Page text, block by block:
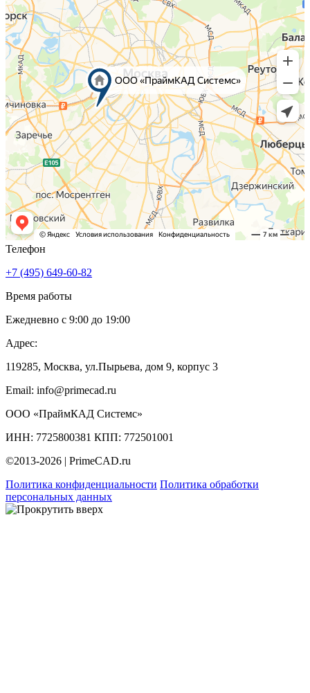
Телефон
+7 (495) 649-60-82
Время работы
Ежедневно с 9:00 до 19:00
Адрес:
119285, Москва, ул.Пырьева, дом 9, корпус 3
Email: info@primecad.ru
ООО «ПраймКАД Системс»
ИНН: 7725800381 КПП: 772501001
©2013-2026 | PrimeCAD.ru
Политика конфиденциальности Политика обработки
персональных данных